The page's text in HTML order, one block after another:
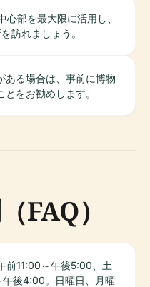
心部を最大限に活用し、
訪れましょう。
ある場合は、事前に博物
とをお勧めします。
FAQ）
前11:00～午後5:00、土
後4:00。日曜日、月曜